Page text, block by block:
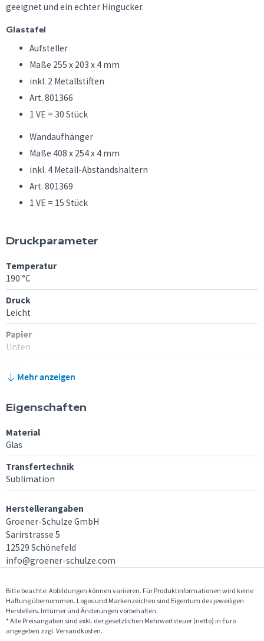
geeignet und ein echter Hingucker.
Glastafel
Aufsteller
Maße 255 x 203 x 4 mm
inkl. 2 Metallstiften
Art. 801366
1 VE = 30 Stück
Wandaufhänger
Maße 408 x 254 x 4 mm
inkl. 4 Metall-Abstandshaltern
Art. 801369
1 VE = 15 Stück
Druckparameter
Temperatur
190 °C
Druck
Leicht
Papier
Unten
6 Minuten
HinweisBei den Verarbeitungsempfehlungen handelt es sich um
Bedruckstoffen/Umgebungstemperaturen/Größe des Motivs und deiner
Transferpresse möglicherweise anpassen musst. Die angegebenen
Transferpressen, wie beispielsweise der Schulze Mug 1 Press, Mug 4 Press, Swing
Press oder der Mug Oven Box entstanden sind. Vorversuche sind unbedingt
erforderlich. Irrtümer vorbehalten.
Mehr anzeigen
Eigenschaften
Material
Glas
Transfertechnik
Sublimation
Herstellerangaben
Groener-Schulze GmbH
Sarirstrasse 5
12529 Schönefeld
info@groener-schulze.com
Bitte beachte: Abbildungen können variieren. Für Produktinformationen wird keine
Haftung übernommen. Logos und Markenzeichen sind Eigentum des jeweiligen
Herstellers. Irrtümer und Änderungen vorbehalten.
* Alle Preisangaben sind exkl. der gesetzlichen Mehrwertsteuer (netto) in Euro
angegeben zzgl. Versandkosten.